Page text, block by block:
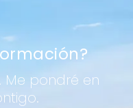
Me pondré en